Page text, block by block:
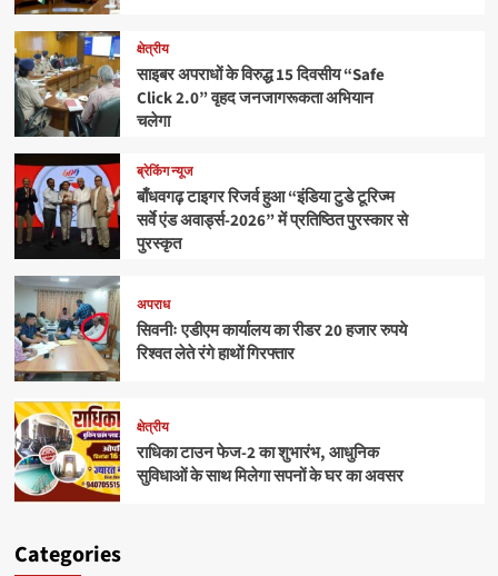
क्षेत्रीय
साइबर अपराधों के विरुद्ध 15 दिवसीय “Safe
Click 2.0” वृहद जनजागरूकता अभियान
चलेगा
ब्रेकिंग न्यूज
बाँधवगढ़ टाइगर रिजर्व हुआ “इंडिया टुडे टूरिज्म
सर्वे एंड अवार्ड्स-2026” में प्रतिष्ठित पुरस्कार से
पुरस्कृत
अपराध
सिवनीः एडीएम कार्यालय का रीडर 20 हजार रुपये
रिश्वत लेते रंगे हाथों गिरफ्तार
क्षेत्रीय
राधिका टाउन फेज-2 का शुभारंभ, आधुनिक
सुविधाओं के साथ मिलेगा सपनों के घर का अवसर
Categories